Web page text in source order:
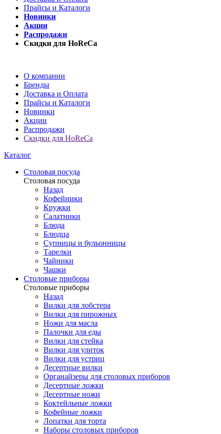
Прайсы и Каталоги
Новинки
Акции
Распродажи
Скидки для HoReCa
О компании
Бренды
Доставка и Оплата
Прайсы и Каталоги
Новинки
Акции
Распродажи
Скидки для HoReCa
Каталог
Столовая посуда
Столовая посуда
Назад
Кофейники
Кружки
Салатники
Блюда
Блюдца
Супницы и бульонницы
Тарелки
Чайники
Чашки
Cтоловые приборы
Cтоловые приборы
Назад
Вилки для лобстера
Вилки для пирожных
Ножи для масла
Палочки для еды
Вилки для стейка
Вилки для улиток
Вилки для устриц
Десертные вилки
Органайзеры для столовых приборов
Десертные ложки
Десертные ножи
Коктейльные ложки
Кофейные ложки
Лопатки для торта
Наборы столовых приборов